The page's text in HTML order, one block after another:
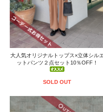
大人気オリジナルトップス×立体シル
ットパンツ２点セット10％OFF！
SOLD OUT